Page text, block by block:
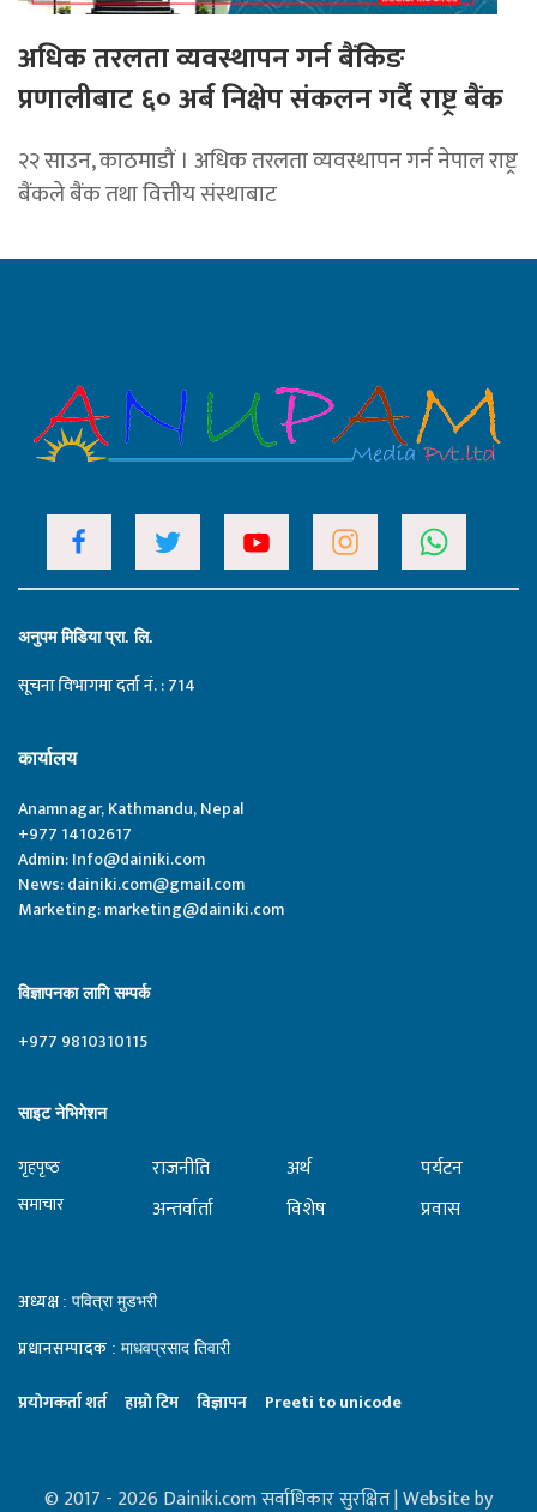
अधिक तरलता व्यवस्थापन गर्न बैंकिङ
प्रणालीबाट ६० अर्ब निक्षेप संकलन गर्दै राष्ट्र बैंक
२२ साउन, काठमाडौं । अधिक तरलता व्यवस्थापन गर्न नेपाल राष्ट्र
बैंकले बैंक तथा वित्तीय संस्थाबाट
अनुपम मिडिया प्रा. लि.
सूचना विभागमा दर्ता नं. : 714
कार्यालय
Anamnagar, Kathmandu, Nepal
+977 14102617
Admin:Info@dainiki.com
News:dainiki.com@gmail.com
Marketing:marketing@dainiki.com
विज्ञापनका लागि सम्पर्क
+977 9810310115
साइट नेभिगेशन
गृहपृष्‍ठ
समाचार
राजनीति
अन्तर्वार्ता
अर्थ
विशेष
पर्यटन
प्रवास
अध्यक्ष : पवित्रा मुडभरी
प्रधानसम्पादक : माधवप्रसाद तिवारी
प्रयाेगकर्ता शर्त हाम्राे टिम विज्ञापन Preeti to unicode
© 2017 - 2026 Dainiki.com सर्वाधिकार सुरक्षित | Website by